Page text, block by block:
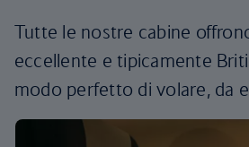
Tutte le nostre cabine
eccellente e tipicamente
modo perfetto di volare, da